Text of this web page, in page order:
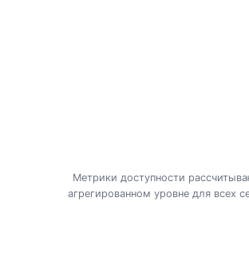
Метрики доступности
агрегированном уровне для всех